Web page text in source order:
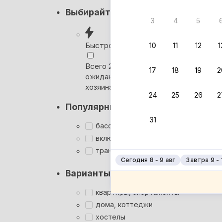
3 4 5
10 11 12
17 18 19
24 25 26
31
Сегодня 8 - 9 авг Завтра 9 -
Выбирайте лучшее
Быстрое бронирование
Всего 2 минуты, без
ожидания ответа от
хозяина
Популярные фильтры
бассейн
включён завтрак
трансфер
Варианты размещения
квартиры, апартаменты
дома, коттеджи
хостелы
Вернём
Кэшбэк